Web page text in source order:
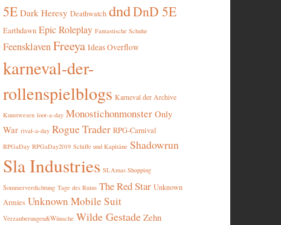
5E Dark Heresy Deathwatch dndDnD 5E
Earthdawn Epic Roleplay Fantastische Schuhe
Feensklaven Freeya Ideas Overflow
karneval-der-
rollenspielblogs Karneval der Archive
Kunstwesen loot-a-day Monostichonmonster Only
War rival-a-day Rogue Trader RPG-Carnival
RPGaDay RPGaDay2019 Schiffe und Kapitäne Shadowrun
Sla Industries SLAmas Shopping
Sommerverdichtung Tage des Ruins The Red Star Unknown
Armies Unknown Mobile Suit
Verzauberungen&Wünsche Wilde Gestade Zehn